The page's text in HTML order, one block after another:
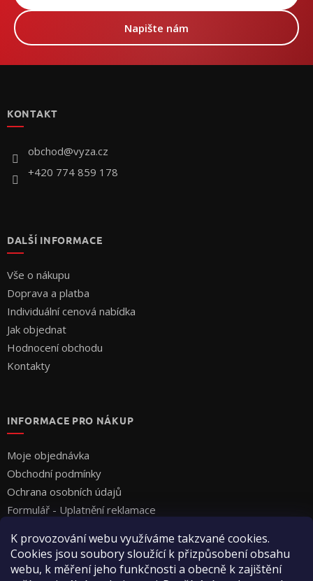
K provozování webu využíváme takzvané cookies.
Cookies jsou soubory sloužící k přizpůsobení obsahu
webu, k měření jeho funkčnosti a obecně k zajištění
Napište nám
KONTAKT
obchod@vyza.cz
+420 774 859 178
DALŠÍ INFORMACE
Vše o nákupu
Doprava a platba
Individuální cenová nabídka
Jak objednat
Hodnocení obchodu
Kontakty
INFORMACE PRO NÁKUP
Moje objednávka
Obchodní podmínky
Ochrana osobních údajů
Formulář - Uplatnění reklamace